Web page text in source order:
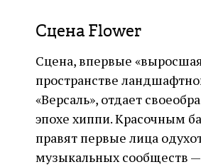
Сцена Flower
Сцена, впервые
пространстве
«Версаль», отдает
эпохе хиппи. Красочным
правят первые лица
музыкальных сообществ —